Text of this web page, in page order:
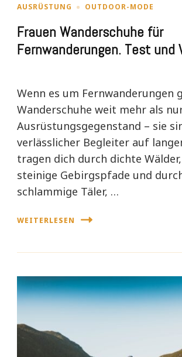
AUSRÜSTUNG OUTDOOR-MODE
Frauen Wanderschuhe für
Fernwanderungen. Test und
Wenn es um Fernwanderungen
Wanderschuhe weit mehr als
Ausrüstungsgegenstand – sie
verlässlicher Begleiter auf
tragen dich durch dichte
steinige Gebirgspfade und
schlammige Täler, …
WEITERLESEN